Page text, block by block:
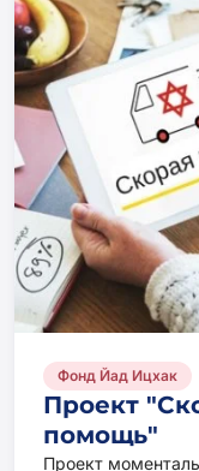
Фонд Йад Ицхак
Проект
помощь"
Проект